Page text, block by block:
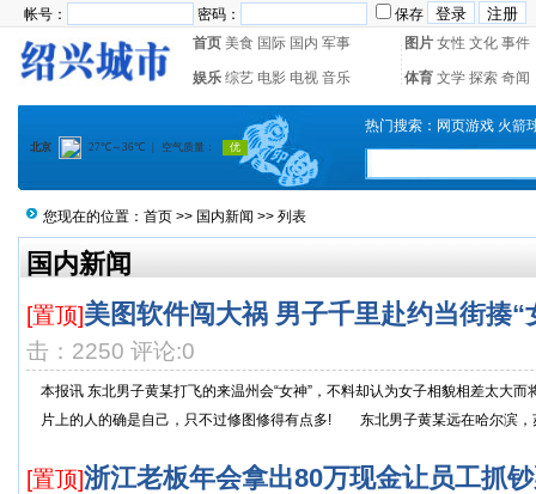
帐号： 密码：
保存
首页 美食 国际 国内 军事 图片 女性 文化 事件
娱乐 综艺 电影 电视 音乐 体育 文学 探索 奇闻
热门搜索： 网页游戏 火箭
您现在的位置： 首页 >> 国内新闻 >> 列表
国内新闻
[置顶]美图软件闯大祸 男子千里赴约当街揍“
击：2250 评论:0
本报讯 东北男子黄某打飞的来温州会“女神”，不料却认为女子相貌相差太大
片上的人的确是自己，只不过修图修得有点多! 东北男子黄某远在哈尔滨，
[置顶]浙江老板年会拿出80万现金让员工抓